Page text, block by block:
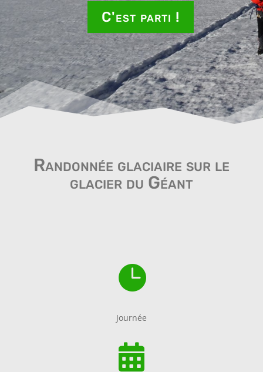
C'est parti !
Randonnée glaciaire sur le
glacier du Géant

Journée
